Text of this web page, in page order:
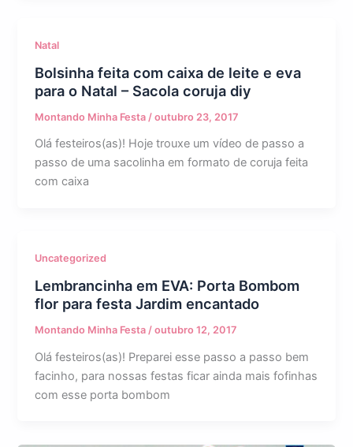
Natal
Bolsinha feita com caixa de leite e eva
para o Natal – Sacola coruja diy
Montando Minha Festa /outubro 23, 2017
Olá festeiros(as)! Hoje trouxe um vídeo de passo a
passo de uma sacolinha em formato de coruja feita
com caixa
Uncategorized
Lembrancinha em EVA: Porta Bombom
flor para festa Jardim encantado
Montando Minha Festa /outubro 12, 2017
Olá festeiros(as)! Preparei esse passo a passo bem
facinho, para nossas festas ficar ainda mais fofinhas
com esse porta bombom